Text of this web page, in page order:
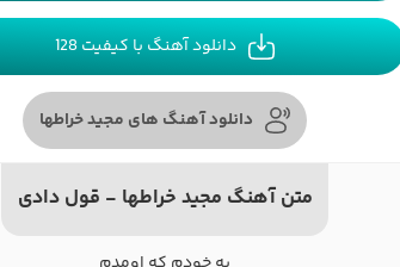
دانلود آهنگ با کیفیت 128
دانلود آهنگ های مجید خراطها
متن آهنگ مجید خراطها - قول دادی